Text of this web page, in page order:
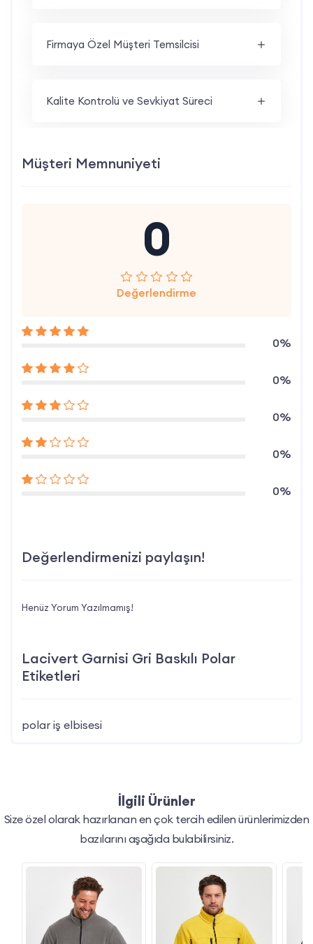
Firmaya Özel Müşteri Temsilcisi
Kalite Kontrolü ve Sevkiyat Süreci
Müşteri Memnuniyeti
0
Değerlendirme
0%
0%
0%
0%
0%
Değerlendirmenizi paylaşın!
Henüz Yorum Yazılmamış!
Lacivert Garnisi Gri Baskılı Polar
Etiketleri
polar iş elbisesi
İlgili Ürünler
Size özel olarak hazırlanan en çok tercih edilen ürünlerimizden
bazılarını aşağıda bulabilirsiniz.